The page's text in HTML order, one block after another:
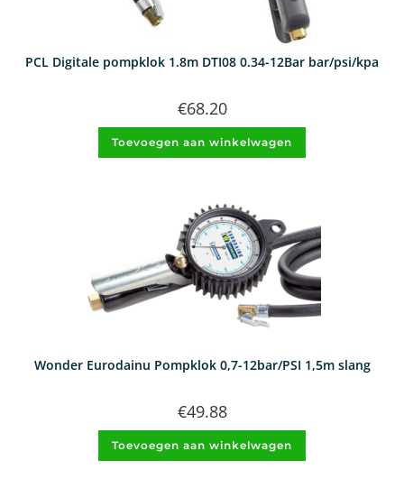
PCL Digitale pompklok 1.8m DTI08 0.34-12Bar bar/psi/kpa
€68.20
Toevoegen aan winkelwagen
Wonder Eurodainu Pompklok 0,7-12bar/PSI 1,5m slang
€49.88
Toevoegen aan winkelwagen